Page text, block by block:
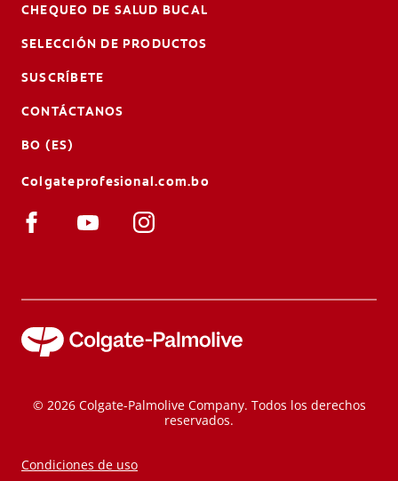
CHEQUEO DE SALUD BUCAL
SELECCIÓN DE PRODUCTOS
SUSCRÍBETE
CONTÁCTANOS
BO (ES)
Colgateprofesional.com.bo
© 2026 Colgate-Palmolive Company. Todos los derechos
reservados.
Condiciones de uso